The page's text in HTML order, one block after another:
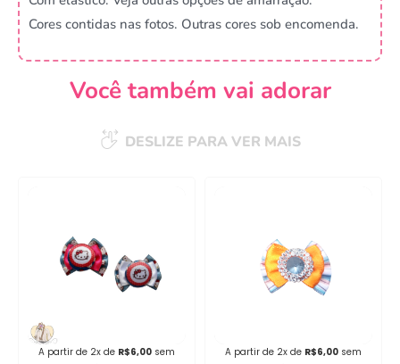
Cores contidas nas fotos. Outras cores sob encomenda.
Você também vai adorar
DESLIZE PARA VER MAIS
A partir de 2x de R$6,00 sem
A partir de 2x de R$6,00 sem